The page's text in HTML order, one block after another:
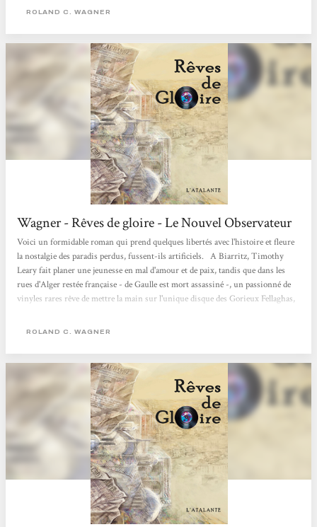
tionneur de disques pour une pièce...
ROLAND C. WAGNER
Wagner - Rêves de gloire - Le Nouvel Observateur
Voici un formidable roman qui prend quelques libertés avec l'histoire et fleure
la nostalgie des paradis perdus, fussent-ils artificiels. A Biarritz, Timothy
Leary fait planer une jeunesse en mal d'amour et de paix, tandis que dans les
rues d'Alger restée française - de Gaulle est mort assassiné -, un passionné de
vinyles rares rêve de mettre la main sur l'unique disque des Gorieux Fellaghas,
amère qui promet de devenir un classique. Philippe Hupp Le Nouvel
ROLAND C. WAGNER